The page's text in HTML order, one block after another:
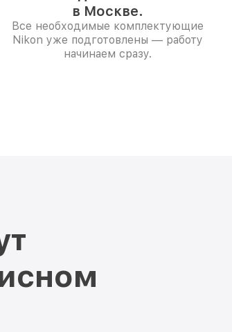
в Москве.
Все необходимые комплектующие
Nikon уже подготовлены — работу
начинаем сразу.